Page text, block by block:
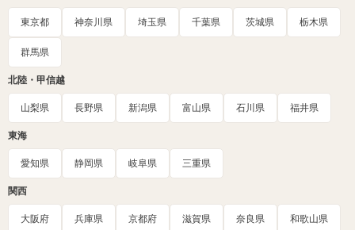
東京都 神奈川県 埼玉県 千葉県 茨城県 栃木県
群馬県
北陸・甲信越
山梨県 長野県 新潟県 富山県 石川県 福井県
東海
愛知県 静岡県 岐阜県 三重県
関西
大阪府 兵庫県 京都府 滋賀県 奈良県 和歌山県